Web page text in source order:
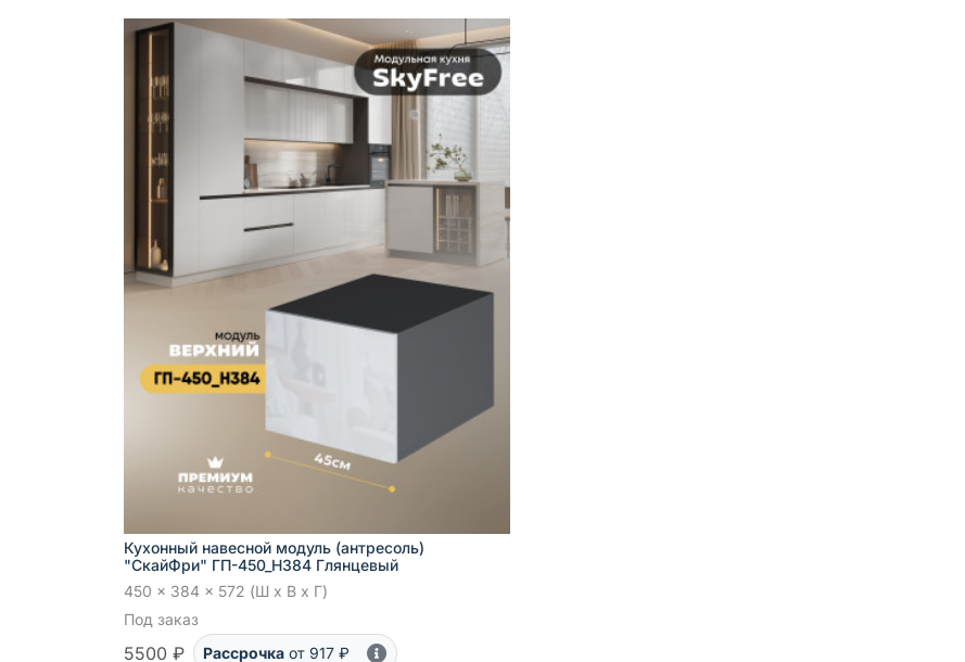
Кухонный навесной модуль (антресоль)
"СкайФри" ГП-450_Н384 Глянцевый
450 x 384 x 572 (Ш x В x Г)
Под заказ
5500 ₽ Рассрочка от 917 ₽